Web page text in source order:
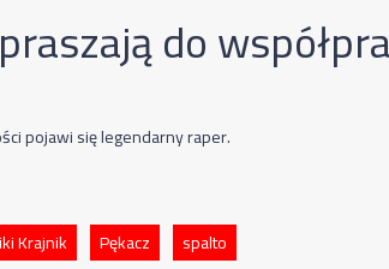
do
pojawi się legendarny raper.
Krajnik Pękacz spalto